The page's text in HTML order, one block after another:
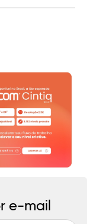
e-mail